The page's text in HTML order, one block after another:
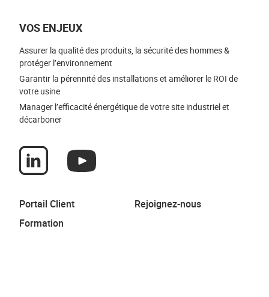
VOS ENJEUX
Assurer la qualité des produits, la sécurité des hommes &
protéger l’environnement
Garantir la pérennité des installations et améliorer le ROI de
votre usine
Manager l’efficacité énergétique de votre site industriel et
décarboner
Portail Client
Rejoignez-nous
Formation